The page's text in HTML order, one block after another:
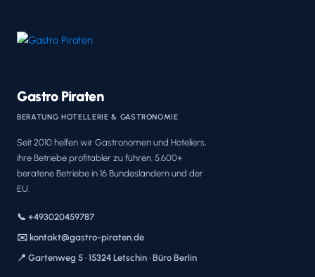
Gastro Piraten
BERATUNG HOTELLERIE & GASTRONOMIE
Seit 2010 helfen wir Gastronomen und Hoteliers,
ihre Betriebe profitabler zu führen. 5.600+
beratene Betriebe in 16 Bundesländern und der
EU.
📞 +493020459787
✉️ kontakt@gastro-piraten.de
📍 Gartenweg 5 · 15324 Letschin · Büro Berlin